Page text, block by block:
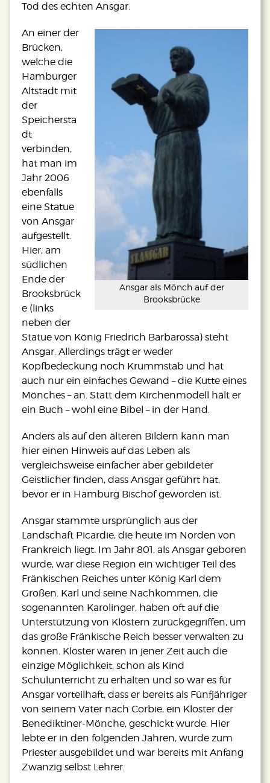
Tod des echten Ansgar.
Ansgar als Mönch auf der
Brooksbrücke
An einer der
Brücken,
welche die
Hamburger
Altstadt mit
der
Speichersta
dt
verbinden,
hat man im
Jahr 2006
ebenfalls
eine Statue
von Ansgar
aufgestellt.
Hier, am
südlichen
Ende der
Brooksbrück
e (links
neben der
Statue von König Friedrich Barbarossa) steht
Ansgar. Allerdings trägt er weder
Kopfbedeckung noch Krummstab und hat
auch nur ein einfaches Gewand – die Kutte eines
Mönches – an. Statt dem Kirchenmodell hält er
ein Buch – wohl eine Bibel – in der Hand.
Anders als auf den älteren Bildern kann man
hier einen Hinweis auf das Leben als
vergleichsweise einfacher aber gebildeter
Geistlicher finden, dass Ansgar geführt hat,
bevor er in Hamburg Bischof geworden ist.
Ansgar stammte ursprünglich aus der
Landschaft Picardie, die heute im Norden von
Frankreich liegt. Im Jahr 801, als Ansgar geboren
wurde, war diese Region ein wichtiger Teil des
Fränkischen Reiches unter König Karl dem
Großen. Karl und seine Nachkommen, die
sogenannten Karolinger, haben oft auf die
Unterstützung von Klöstern zurückgegriffen, um
das große Fränkische Reich besser verwalten zu
können. Klöster waren in jener Zeit auch die
einzige Möglichkeit, schon als Kind
Schulunterricht zu erhalten und so war es für
Ansgar vorteilhaft, dass er bereits als Fünfjähriger
von seinem Vater nach Corbie, ein Kloster der
Benediktiner-Mönche, geschickt wurde. Hier
lebte er in den folgenden Jahren, wurde zum
Priester ausgebildet und war bereits mit Anfang
Zwanzig selbst Lehrer.